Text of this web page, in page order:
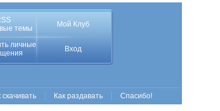
темы
Мой Клуб
личные
Вход
скачивать Как раздавать Спасибо!